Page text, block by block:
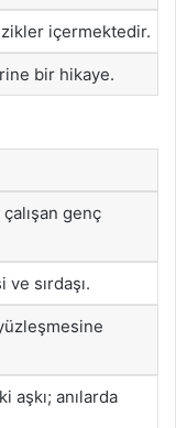
içermektedir.
bir hikaye.
genç
sırdaşı.
aşkı; anılarda